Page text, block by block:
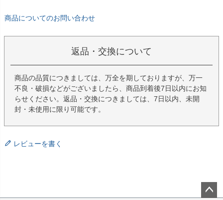
商品についてのお問い合わせ
返品・交換について
商品の品質につきましては、万全を期しておりますが、万一
不良・破損などがございましたら、商品到着後7日以内にお知
らせください。返品・交換につきましては、7日以内、未開
封・未使用に限り可能です。
レビューを書く